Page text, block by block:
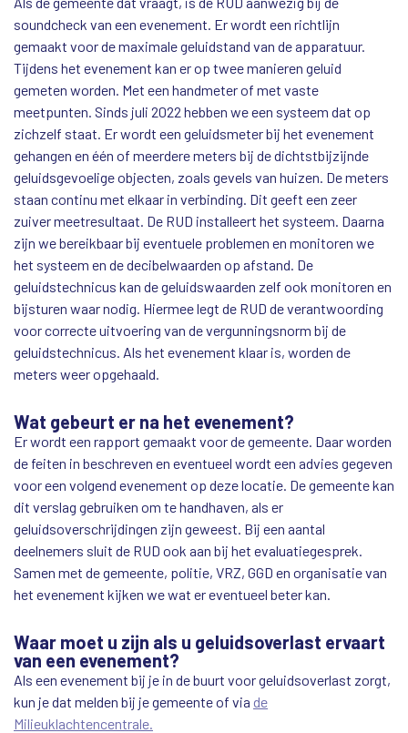
soundcheck van een evenement. Er wordt een richtlijn
gemaakt voor de maximale geluidstand van de apparatuur.
Tijdens het evenement kan er op twee manieren geluid
gemeten worden. Met een handmeter of met vaste
meetpunten. Sinds juli 2022 hebben we een systeem dat op
zichzelf staat. Er wordt een geluidsmeter bij het evenement
gehangen en één of meerdere meters bij de dichtstbijzijnde
geluidsgevoelige objecten, zoals gevels van huizen. De meters
staan continu met elkaar in verbinding. Dit geeft een zeer
zuiver meetresultaat. De RUD installeert het systeem. Daarna
zijn we bereikbaar bij eventuele problemen en monitoren we
het systeem en de decibelwaarden op afstand. De
geluidstechnicus kan de geluidswaarden zelf ook monitoren en
bijsturen waar nodig. Hiermee legt de RUD de verantwoording
voor correcte uitvoering van de vergunningsnorm bij de
geluidstechnicus. Als het evenement klaar is, worden de
meters weer opgehaald.
Wat gebeurt er na het evenement?
Er wordt een rapport gemaakt voor de gemeente. Daar worden
de feiten in beschreven en eventueel wordt een advies gegeven
voor een volgend evenement op deze locatie. De gemeente kan
dit verslag gebruiken om te handhaven, als er
geluidsoverschrijdingen zijn geweest. Bij een aantal
deelnemers sluit de RUD ook aan bij het evaluatiegesprek.
Samen met de gemeente, politie, VRZ, GGD en organisatie van
het evenement kijken we wat er eventueel beter kan.
Waar moet u zijn als u geluidsoverlast ervaart
van een evenement?
Als een evenement bij je in de buurt voor geluidsoverlast zorgt,
kun je dat melden bij je gemeente of via de
Milieuklachtencentrale.